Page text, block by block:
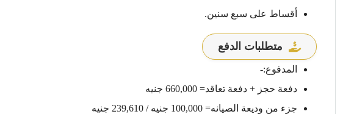
أقساط على سبع سنين.
متطلبات الدفع
المدفوع:-
دفعة حجز + دفعة تعاقد= 660,000 جنيه
جزء من وديعة الصيانه= 100,000 جنيه / 239,610 جنيه